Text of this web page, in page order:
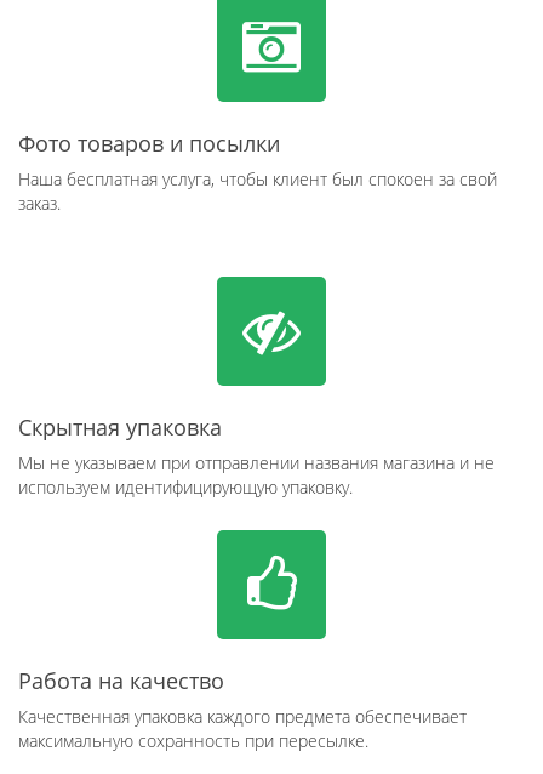
Фото товаров и посылки
Наша бесплатная услуга, чтобы клиент был спокоен за свой
заказ.
Скрытная упаковка
Мы не указываем при отправлении названия магазина и не
используем идентифицирующую упаковку.
Работа на качество
Качественная упаковка каждого предмета обеспечивает
максимальную сохранность при пересылке.